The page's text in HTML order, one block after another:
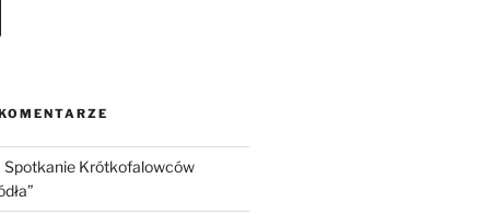
Spotkanie Krótkofalowców